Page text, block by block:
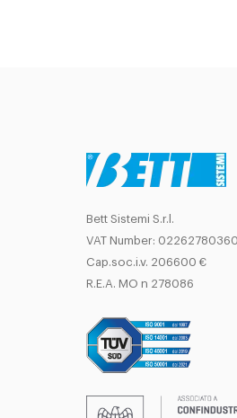
Bett Sistemi S.r.l.
VAT Number: 02262780360
Cap.soc.i.v. 206600 €
R.E.A. MO n 278086